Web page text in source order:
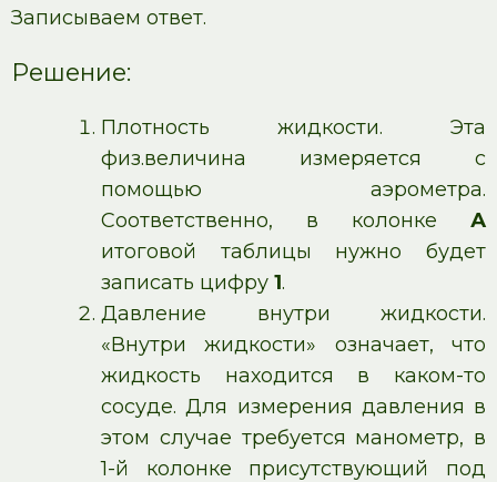
Записываем ответ.
Решение:
Плотность жидкости. Эта
физ.величина измеряется с
помощью аэрометра.
Соответственно, в колонке А
итоговой таблицы нужно будет
записать цифру 1.
Давление внутри жидкости.
«Внутри жидкости» означает, что
жидкость находится в каком-то
сосуде. Для измерения давления в
этом случае требуется манометр, в
1-й колонке присутствующий под